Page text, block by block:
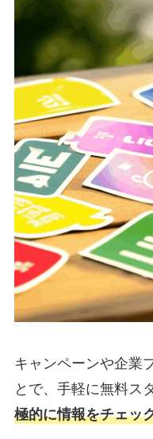
キャンペーンや企業
とで、手軽に無料ス
極的に情報をチェッ